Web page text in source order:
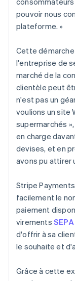
pouvoir nous
plateforme. »
Cette
l'entreprise de
marché de la
clientèle peut
n'est pas un
voulions un site
supermarchés
en charge
devises, et en
avons pu attirer
Stripe
facilement le
paiement
virements SEPA
d'offrir à sa
le souhaite et
Grâce à cette